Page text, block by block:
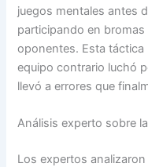
juegos mentales antes
participando en
oponentes. Esta táctica
equipo contrario luchó
llevó a errores que
Análisis experto sobre
Los expertos